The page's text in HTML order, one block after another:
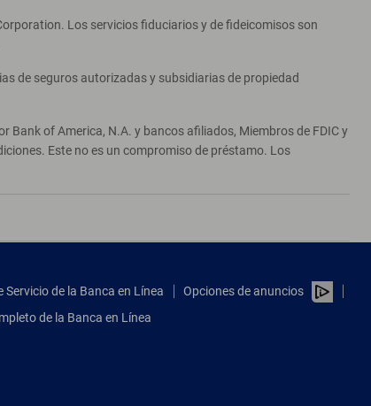
Los servicios fiduciarios y de fideicomisos son
de seguros autorizadas y subsidiarias de propiedad
of America, N.A. y bancos afiliados, Miembros de FDIC y
Este no es un compromiso de préstamo. Los
Servicio de la Banca en Línea
Opciones de anuncios
de la Banca en Línea